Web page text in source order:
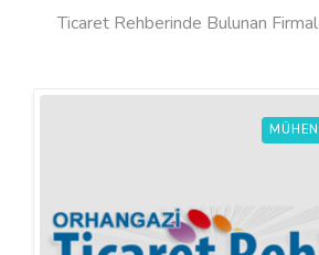
Ticaret Rehberinde Bulunan